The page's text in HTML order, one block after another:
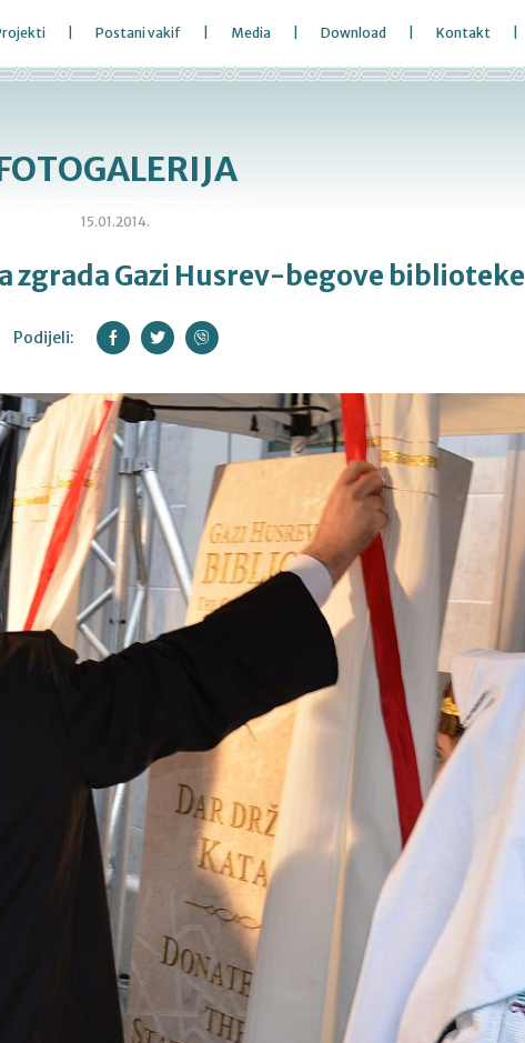
Postani vakif Media Download Kontakt
15.01.2014.
zgrada Gazi Husrev-begove biblioteke
Podijeli: